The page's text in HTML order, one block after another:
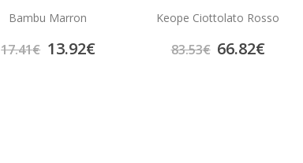
Bambu Marron
17.41€ 13.92€
Keope Ciottolato Rosso
83.53€ 66.82€